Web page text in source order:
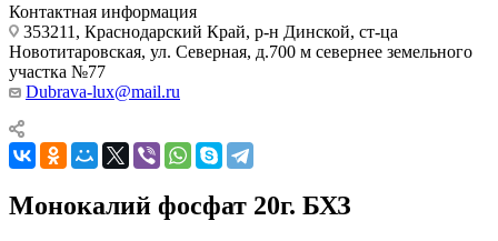
Контактная информация
353211, Краснодарский Край, р-н Динской, ст-ца
Новотитаровская, ул. Северная, д.700 м севернее земельного
участка №77
Dubrava-lux@mail.ru
Монокалий фосфат 20г. БХЗ